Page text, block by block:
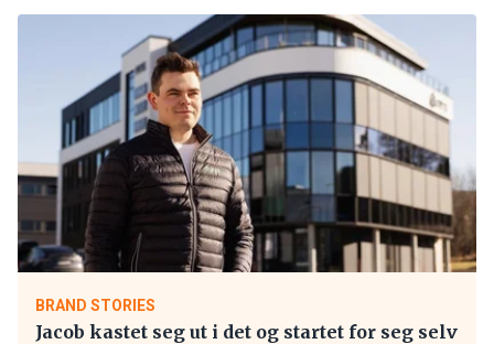
BRAND STORIES
Jacob kastet seg ut i det og startet for seg selv